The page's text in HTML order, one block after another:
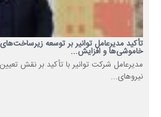
تأکید مدیرعامل توانیر بر توسعه
خاموشی‌ها و افزایش...
مدیرعامل شرکت توانیر با تأکید بر نقش
نیروهای...